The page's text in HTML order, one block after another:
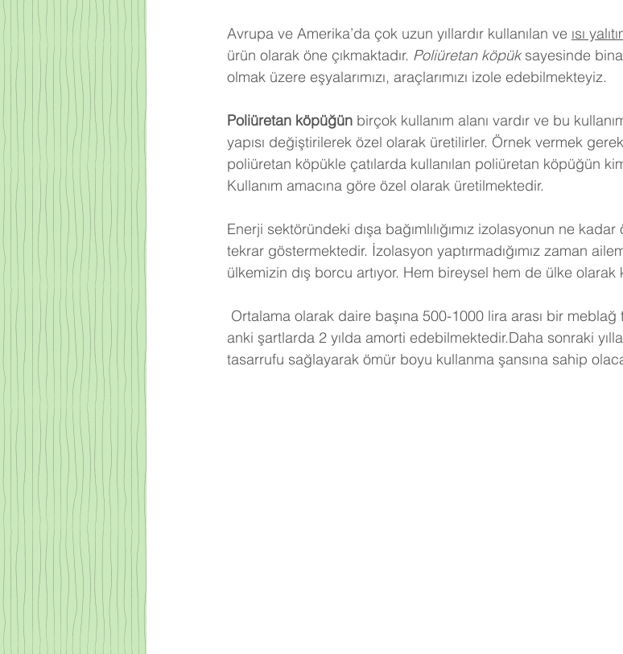
Avrupa ve Amerika’da çok uzun yıllardır kullanılan ve ısı
ürün olarak öne çıkmaktadır. Poliüretan köpük sayesinde
olmak üzere eşyalarımızı, araçlarımızı izole edebilmekteyiz.
Poliüretan köpüğün birçok kullanım alanı vardır ve bu
yapısı değiştirilerek özel olarak üretilirler. Örnek vermek
poliüretan köpükle çatılarda kullanılan poliüretan köpüğün
Kullanım amacına göre özel olarak üretilmektedir.
Enerji sektöründeki dışa bağımlılığımız izolasyonun ne
tekrar göstermektedir. İzolasyon yaptırmadığımız zaman
ülkemizin dış borcu artıyor. Hem bireysel hem de ülke
Ortalama olarak daire başına 500-1000 lira arası bir meblağ
anki şartlarda 2 yılda amorti edebilmektedir.Daha sonraki
tasarrufu sağlayarak ömür boyu kullanma şansına sahip